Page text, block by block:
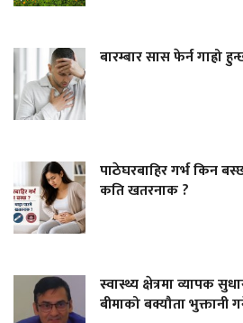
बारम्बार सास फेर्न गाह्रो
पाठेघरबाहिर गर्भ किन
कति खतरनाक ?
स्वास्थ्य क्षेत्रमा व्यापक
बीमाको बक्यौता भुक्तानी